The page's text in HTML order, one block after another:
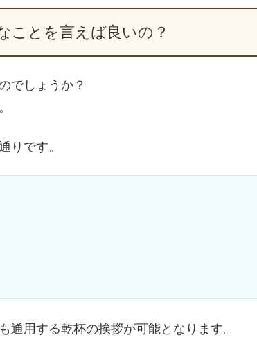
ことを言えば良いの？
でしょうか？
りです。
通用する乾杯の挨拶が可能となります。